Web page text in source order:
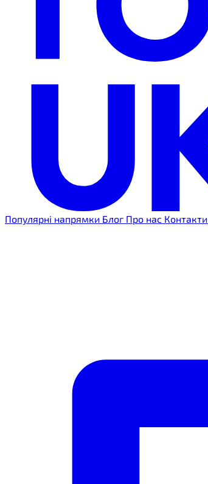
Популярні напрямки Блог Про нас Контакти